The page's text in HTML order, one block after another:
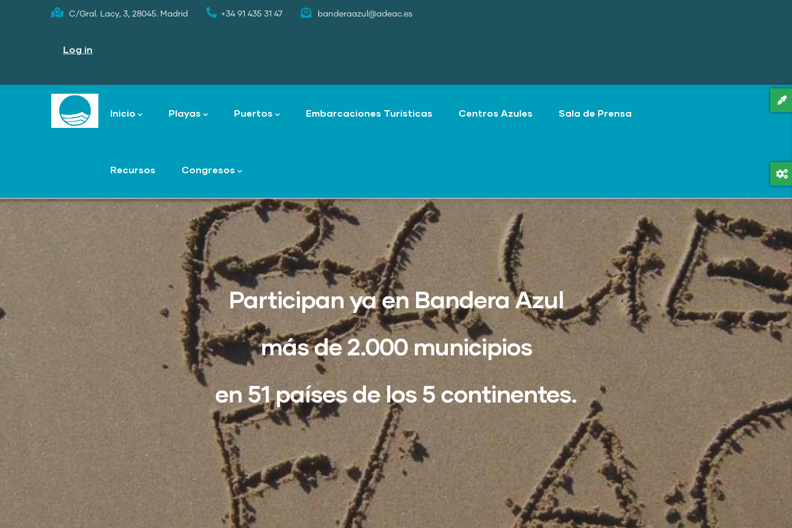
C/Gral. Lacy, 3, 28045. Madrid +34 91 435 31 47 banderaazul@adeac.es
account
menu
Log in
navigation
Inicio Playas Puertos Embarcaciones Turísticas Centros Azules Sala de Prensa
Recursos Congresos
Participan ya en Bandera Azul
más de 2.000 municipios
en 51 países de los 5 continentes.